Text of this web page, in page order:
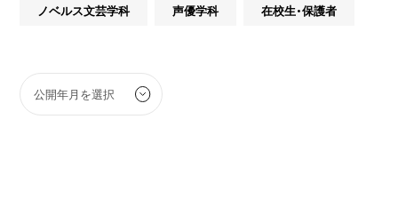
ノベルス文芸学科 声優学科 在校生・保護者